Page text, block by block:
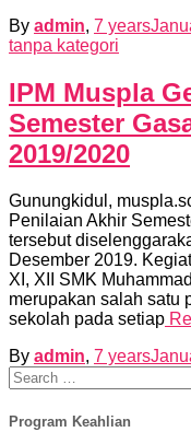
By admin, 7 years
tanpa kategori
IPM Muspla
Semester
2019/2020
Gunungkidul,
Penilaian Akhir
tersebut
Desember 2019.
XI, XII SMK
merupakan salah satu
sekolah pada setiap
By admin, 7 years
Search
for:
Program Keahlian